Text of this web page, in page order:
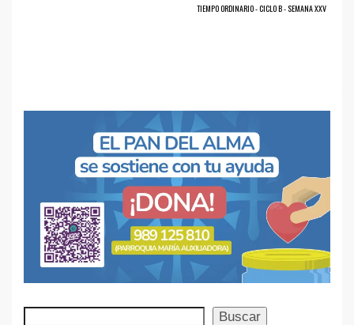
TIEMPO ORDINARIO - CICLO B - SEMANA XXV
Buscar Buscar